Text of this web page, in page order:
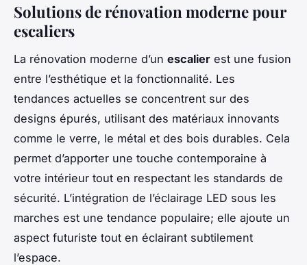
Solutions de rénovation moderne pour
escaliers
La rénovation moderne d’un escalier est une fusion
entre l’esthétique et la fonctionnalité. Les
tendances actuelles se concentrent sur des
designs épurés, utilisant des matériaux innovants
comme le verre, le métal et des bois durables. Cela
permet d’apporter une touche contemporaine à
votre intérieur tout en respectant les standards de
sécurité. L’intégration de l’éclairage LED sous les
marches est une tendance populaire; elle ajoute un
aspect futuriste tout en éclairant subtilement
l’espace.